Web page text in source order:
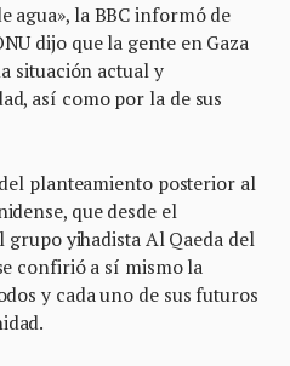
agua», la BBC informó de
dijo que la gente en Gaza
situación actual y
así como por la de sus
planteamiento posterior al
que desde el
grupo yihadista Al Qaeda del
confirió a sí mismo la
y cada uno de sus futuros